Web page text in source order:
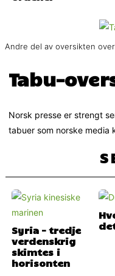
Andre del av oversikten
Tabu-
Norsk presse er strengt
tabuer som norske media
Syria – tredje
verdenskrig
skimtes i
horisonten